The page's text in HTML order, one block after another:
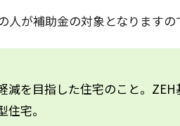
が補助金の対象となりますの
減を目指した住宅のこと。
宅。